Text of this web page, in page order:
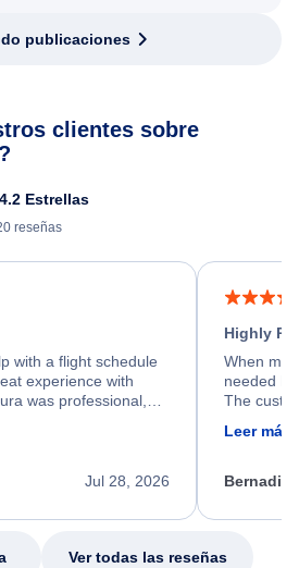
publicaciones
clientes sobre
Estrellas
reseñas
with a flight schedule
experience with
was professional,
throughout the
a solution and
service.
Jul 28, 2026
Highly
When my
needed
The
calm,
my issue.
Leer más
Ver todas las reseñas